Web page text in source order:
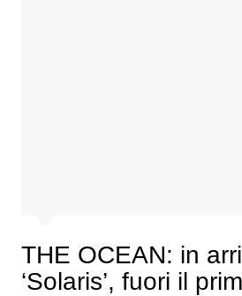
THE OCEAN: in
‘Solaris’, fuori il